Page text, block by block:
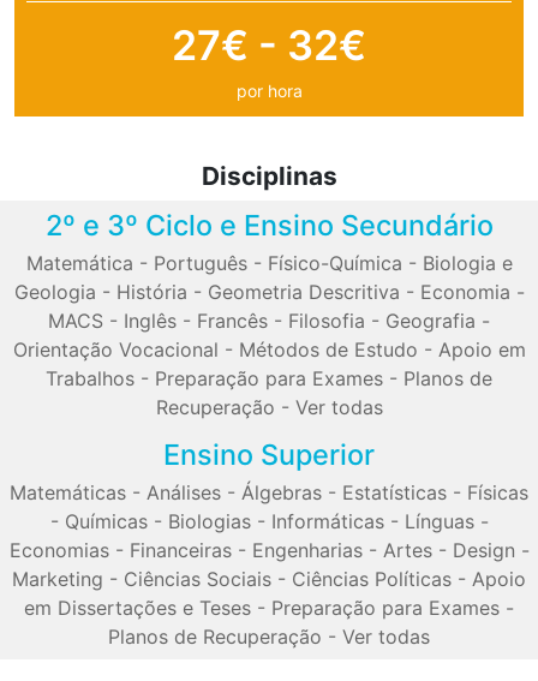
27€ - 32€
por hora
Disciplinas
2º e 3º Ciclo e Ensino Secundário
Matemática - Português- Físico-Química - Biologia e
Geologia - História - Geometria Descritiva - Economia -
MACS - Inglês - Francês - Filosofia - Geografia -
Orientação Vocacional - Métodos de Estudo - Apoio em
Trabalhos - Preparação para Exames - Planos de
Recuperação - Ver todas
Ensino Superior
Matemáticas - Análises - Álgebras - Estatísticas - Físicas
- Químicas- Biologias- Informáticas- Línguas-
Economias- Financeiras- Engenharias- Artes- Design -
Marketing - Ciências Sociais - Ciências Políticas - Apoio
em Dissertações e Teses - Preparação para Exames -
Planos de Recuperação - Ver todas